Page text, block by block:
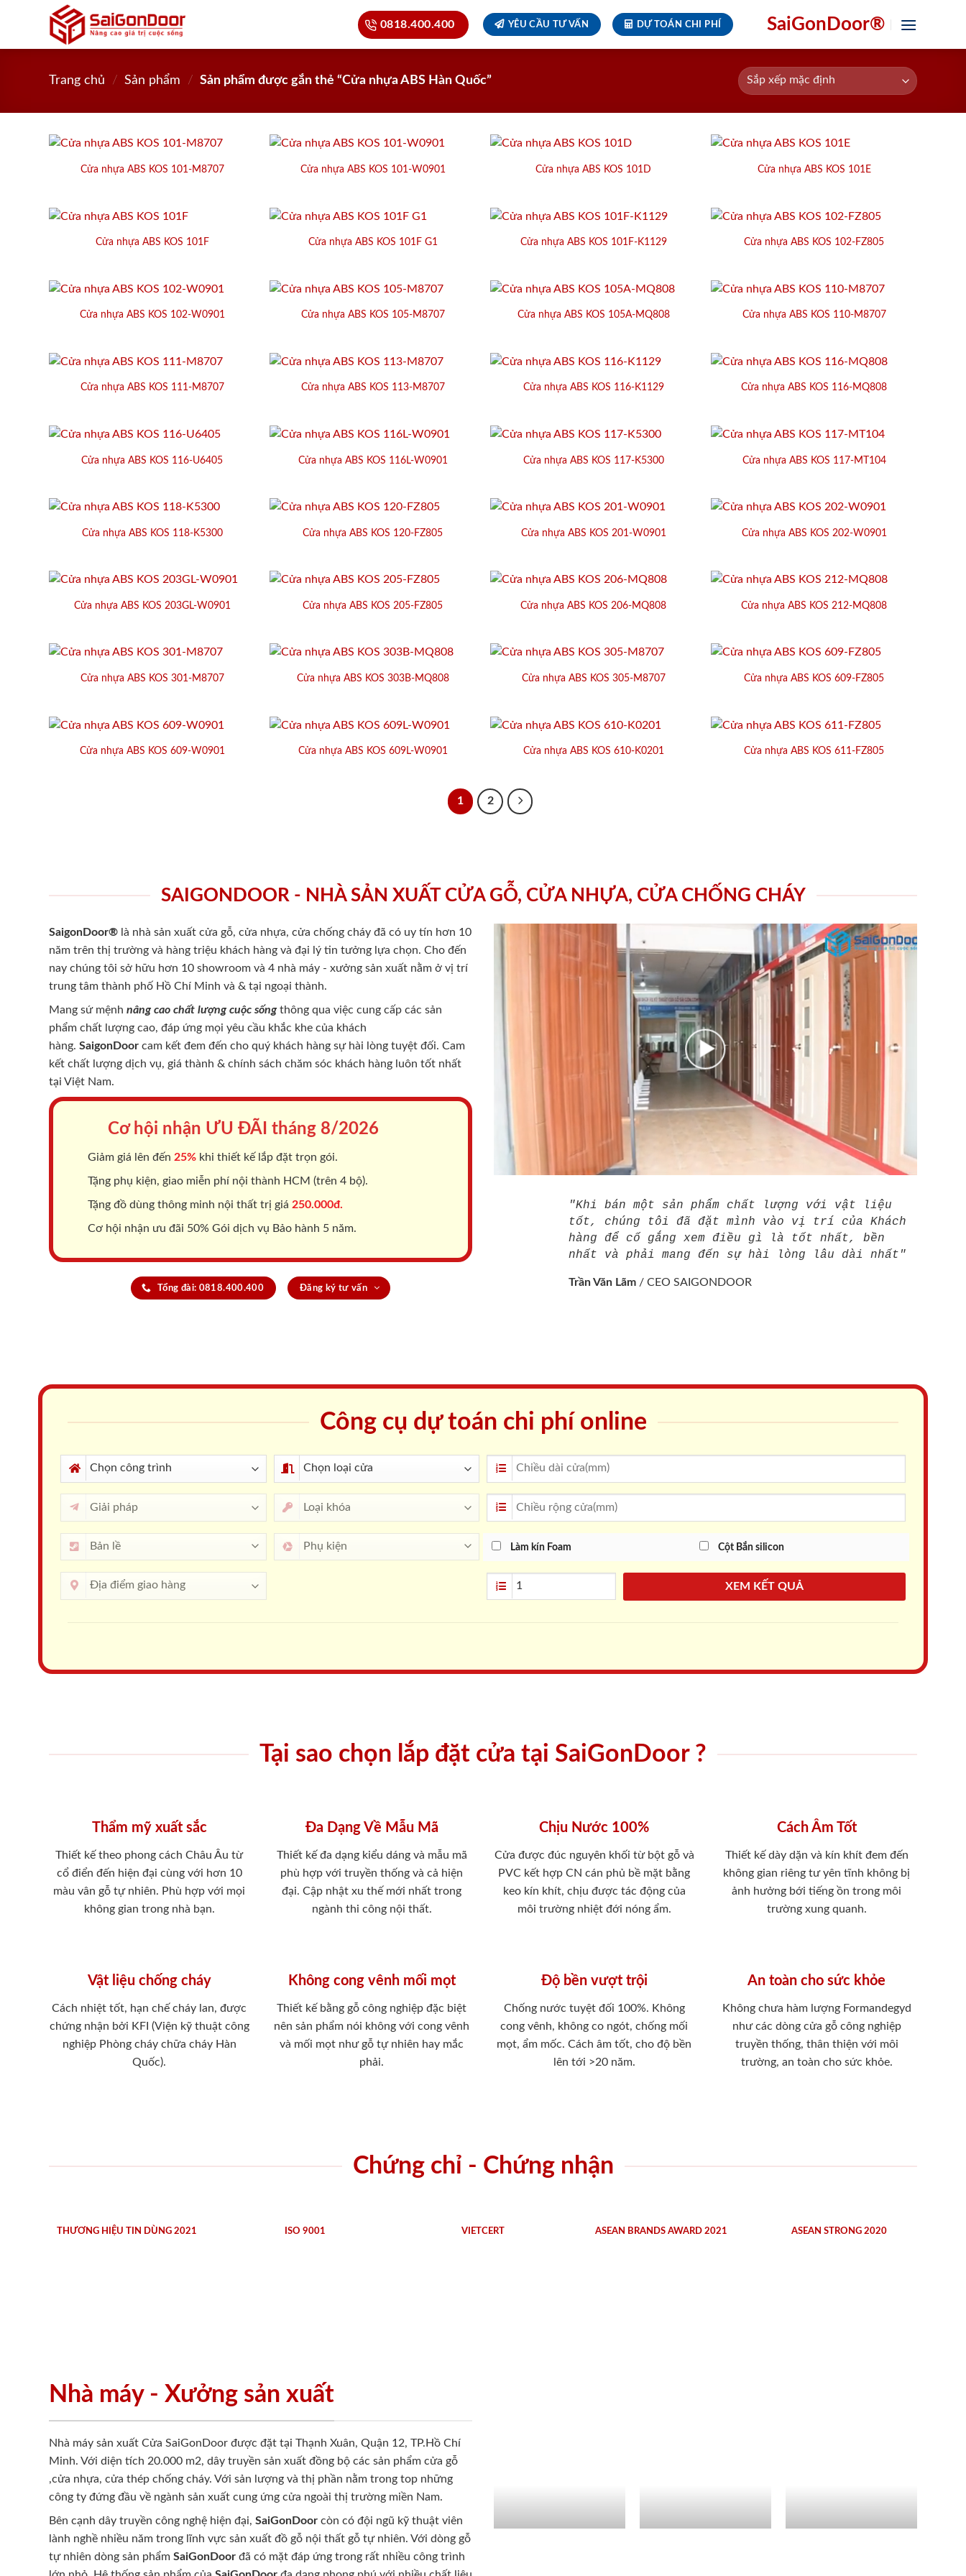
0818.400.400 YÊU CẦU TƯ VẤN DỰ TOÁN CHI PHÍ SaiGonDoor®
Trang chủ / Sản phẩm / Sản phẩm được gắn thẻ “Cửa nhựa ABS Hàn Quốc”
Cửa nhựa ABS KOS 101-M8707 Cửa nhựa ABS KOS 101-W0901 Cửa nhựa ABS KOS 101D Cửa nhựa ABS KOS 101E
Cửa nhựa ABS KOS 101F Cửa nhựa ABS KOS 101F G1 Cửa nhựa ABS KOS 101F-K1129 Cửa nhựa ABS KOS 102-FZ805
Cửa nhựa ABS KOS 102-W0901 Cửa nhựa ABS KOS 105-M8707 Cửa nhựa ABS KOS 105A-MQ808 Cửa nhựa ABS KOS 110-M8707
Cửa nhựa ABS KOS 111-M8707 Cửa nhựa ABS KOS 113-M8707 Cửa nhựa ABS KOS 116-K1129 Cửa nhựa ABS KOS 116-MQ808
Cửa nhựa ABS KOS 116-U6405 Cửa nhựa ABS KOS 116L-W0901 Cửa nhựa ABS KOS 117-K5300 Cửa nhựa ABS KOS 117-MT104
Cửa nhựa ABS KOS 118-K5300 Cửa nhựa ABS KOS 120-FZ805 Cửa nhựa ABS KOS 201-W0901 Cửa nhựa ABS KOS 202-W0901
Cửa nhựa ABS KOS 203GL-W0901 Cửa nhựa ABS KOS 205-FZ805 Cửa nhựa ABS KOS 206-MQ808 Cửa nhựa ABS KOS 212-MQ808
Cửa nhựa ABS KOS 301-M8707 Cửa nhựa ABS KOS 303B-MQ808 Cửa nhựa ABS KOS 305-M8707 Cửa nhựa ABS KOS 609-FZ805
Cửa nhựa ABS KOS 609-W0901 Cửa nhựa ABS KOS 609L-W0901 Cửa nhựa ABS KOS 610-K0201 Cửa nhựa ABS KOS 611-FZ805
1 2
SAIGONDOOR - NHÀ SẢN XUẤT CỬA GỖ, CỬA NHỰA, CỬA CHỐNG CHÁY
SaigonDoor® là nhà sản xuất cửa gỗ, cửa nhựa, cửa chống cháy đã có uy tín hơn 10
năm trên thị trường và hàng triệu khách hàng và đại lý tin tưởng lựa chọn. Cho đến
nay chúng tôi sở hữu hơn 10 showroom và 4 nhà máy - xưởng sản xuất nằm ở vị trí
trung tâm thành phố Hồ Chí Minh và & tại ngoại thành.
Mang sứ mệnh nâng cao chất lượng cuộc sốngthông qua việc cung cấp các sản
phẩm chất lượng cao, đáp ứng mọi yêu cầu khắc khe của khách
hàng. SaigonDoor cam kết đem đến cho quý khách hàng sự hài lòng tuyệt đối. Cam
kết chất lượng dịch vụ, giá thành & chính sách chăm sóc khách hàng luôn tốt nhất
tại Việt Nam.
Cơ hội nhận ƯU ĐÃI tháng 8/2026
Giảm giá lên đến 25% khi thiết kế lắp đặt trọn gói.
Tặng phụ kiện, giao miễn phí nội thành HCM (trên 4 bộ).
Tặng đồ dùng thông minh nội thất trị giá 250.000đ.
Cơ hội nhận ưu đãi 50% Gói dịch vụ Bảo hành 5 năm.
Tổng đài: 0818.400.400 Đăng ký tư vấn
"Khi bán một sản phẩm chất lượng với vật liệu
tốt, chúng tôi đã đặt mình vào vị trí của Khách
hàng để cố gắng xem điều gì là tốt nhất, bền
nhất và phải mang đến sự hài lòng lâu dài nhất"
Trần Văn Lãm / CEO SAIGONDOOR
Công cụ dự toán chi phí online
Làm kín Foam Cột Bắn silicon
XEM KẾT QUẢ
Tại sao chọn lắp đặt cửa tại SaiGonDoor ?
Thẩm mỹ xuất sắc
Thiết kế theo phong cách Châu Âu từ
cổ điển đến hiện đại cùng với hơn 10
màu vân gỗ tự nhiên. Phù hợp với mọi
không gian trong nhà bạn.
Đa Dạng Về Mẫu Mã
Thiết kế đa dạng kiểu dáng và mẫu mã
phù hợp với truyền thống và cả hiện
đại. Cập nhật xu thế mới nhất trong
ngành thi công nội thất.
Chịu Nước 100%
Cửa được đúc nguyên khối từ bột gỗ và
PVC kết hợp CN cán phủ bề mặt bằng
keo kín khít, chịu được tác động của
môi trường nhiệt đới nóng ẩm.
Cách Âm Tốt
Thiết kế dày dặn và kín khít đem đến
không gian riêng tư yên tĩnh không bị
ảnh hưởng bới tiếng ồn trong môi
trường xung quanh.
Vật liệu chống cháy
Cách nhiệt tốt, hạn chế cháy lan, được
chứng nhận bởi KFI (Viện kỹ thuật công
nghiệp Phòng cháy chữa cháy Hàn
Quốc).
Không cong vênh mối mọt
Thiết kế bằng gỗ công nghiệp đặc biệt
nên sản phẩm nói không với cong vênh
và mối mọt như gỗ tự nhiên hay mắc
phải.
Độ bền vượt trội
Chống nước tuyệt đối 100%. Không
cong vênh, không co ngót, chống mối
mọt, ẩm mốc. Cách âm tốt, cho độ bền
lên tới >20 năm.
An toàn cho sức khỏe
Không chưa hàm lượng Formandegyd
như các dòng cửa gỗ công nghiệp
truyền thống, thân thiện với môi
trường, an toàn cho sức khỏe.
Chứng chỉ - Chứng nhận
THƯƠNG HIỆU TIN DÙNG 2021 ISO 9001 VIETCERT ASEAN BRANDS AWARD 2021 ASEAN STRONG 2020
Nhà máy - Xưởng sản xuất
Nhà máy sản xuất Cửa SaiGonDoor được đặt tại Thạnh Xuân, Quận 12, TP.Hồ Chí
Minh. Với diện tích 20.000 m2, dây truyền sản xuất đồng bộ các sản phẩm cửa gỗ
,cửa nhựa, cửa thép chống cháy. Với sản lượng và thị phần nằm trong top những
công ty đứng đầu về ngành sản xuất cung ứng cửa ngoài thị trường miền Nam.
Bên cạnh dây truyền công nghệ hiện đại, SaiGonDoor còn có đội ngũ kỹ thuật viên
lành nghề nhiều năm trong lĩnh vực sản xuất đồ gỗ nội thất gỗ tự nhiên. Với dòng gỗ
tự nhiên dòng sản phẩm SaiGonDoor đã có mặt đáp ứng trong rất nhiều công trình